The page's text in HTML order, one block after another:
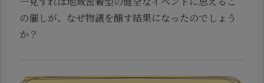
の催しが、なぜ物議を醸す結果になったのでしょう
か？